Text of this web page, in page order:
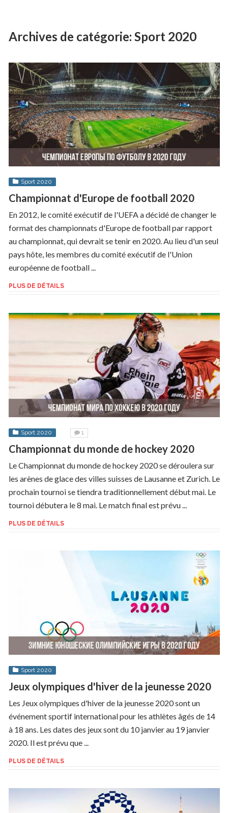
Archives de catégorie:Sport 2020
Sport 2020
Championnat d'Europe de football 2020
En 2012, le comité exécutif de l'UEFA a décidé de changer le
format des championnats d'Europe de football par rapport
au championnat, qui devrait se tenir en 2020. Au lieu d'un seul
pays hôte, les membres du comité exécutif de l'Union
européenne de football ...
PLUS DE DÉTAILS
Sport 2020 1
Championnat du monde de hockey 2020
Le Championnat du monde de hockey 2020 se déroulera sur
les arènes de glace des villes suisses de Lausanne et Zurich. Le
prochain tournoi se tiendra traditionnellement début mai. Le
tournoi débutera le 8 mai. Le match final est prévu ...
PLUS DE DÉTAILS
Sport 2020
Jeux olympiques d'hiver de la jeunesse 2020
Les Jeux olympiques d'hiver de la jeunesse 2020 sont un
événement sportif international pour les athlètes âgés de 14
à 18 ans. Les dates des jeux sont du 10 janvier au 19 janvier
2020. Il est prévu que ...
PLUS DE DÉTAILS